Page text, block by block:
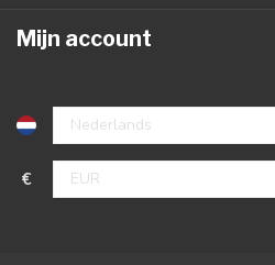
Mijn account
€